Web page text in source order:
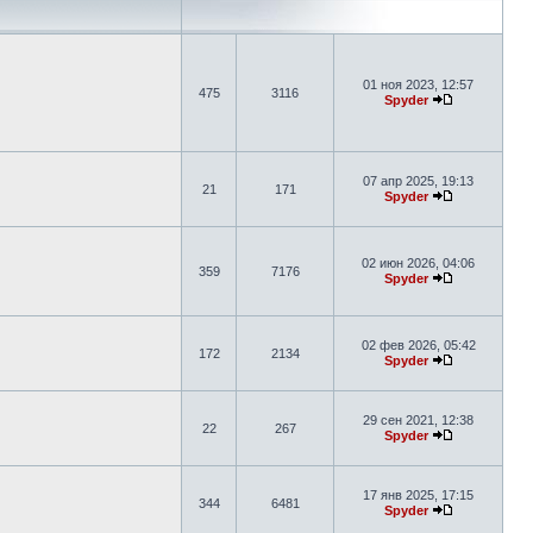
475 3116
01 ноя 2023, 12:57
Spyder
21 171
07 апр 2025, 19:13
Spyder
359 7176
02 июн 2026, 04:06
Spyder
172 2134
02 фев 2026, 05:42
Spyder
22 267
29 сен 2021, 12:38
Spyder
344 6481
17 янв 2025, 17:15
Spyder